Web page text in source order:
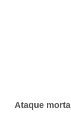
Ataque